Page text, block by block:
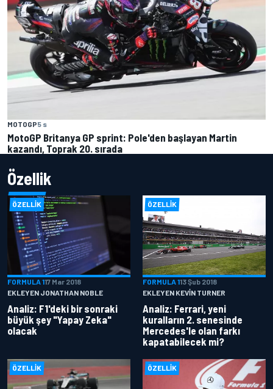
MOTOGP5 s
MotoGP Britanya GP sprint: Pole'den başlayan Martin
kazandı, Toprak 20. sırada
Özellik
ÖZELLIK
FORMULA 117 Mar 2018
EKLEYEN JONATHAN NOBLE
Analiz: F1'deki bir sonraki
büyük şey "Yapay Zeka"
olacak
ÖZELLIK
FORMULA 113 Şub 2018
EKLEYEN KEVIN TURNER
Analiz: Ferrari, yeni
kuralların 2. senesinde
Mercedes'le olan farkı
kapatabilecek mi?
ÖZELLIK ÖZELLIK